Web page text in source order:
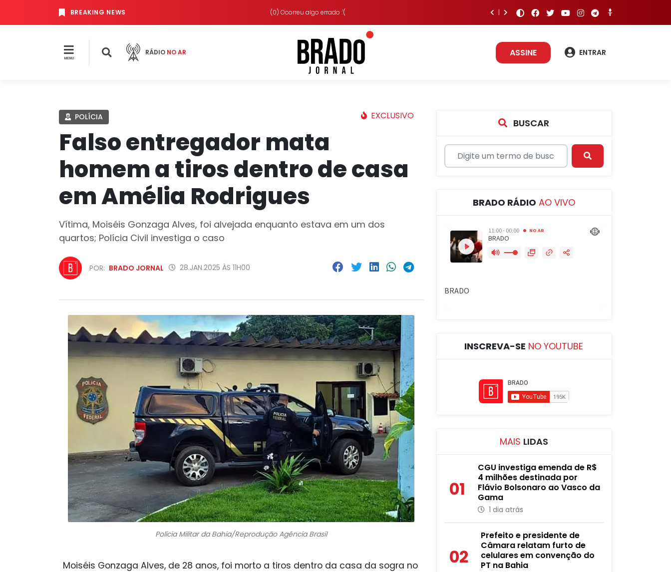
BREAKING NEWS (0) Ocorreu algo errado :'(
MENU
RÁDIO NO AR ASSINE ENTRAR
POLÍCIA EXCLUSIVO
Falso entregador mata
homem a tiros dentro de casa
em Amélia Rodrigues
Vítima, Moiséis Gonzaga Alves, foi alvejada enquanto estava em um dos
quartos; Polícia Civil investiga o caso
POR: BRADO JORNAL 28.JAN.2025 ÀS 11H00
Polícia Militar da Bahia/Reprodução Agência Brasil
Moiséis Gonzaga Alves, de 28 anos, foi morto a tiros dentro da casa da sogra no
BUSCAR
BRADO RÁDIO AO VIVO
INSCREVA-SE NO YOUTUBE
MAIS LIDAS
01
CGU investiga emenda de R$
4 milhões destinada por
Flávio Bolsonaro ao Vasco da
Gama
1 dia atrás
02
Prefeito e presidente de
Câmara relatam furto de
celulares em convenção do
PT na Bahia